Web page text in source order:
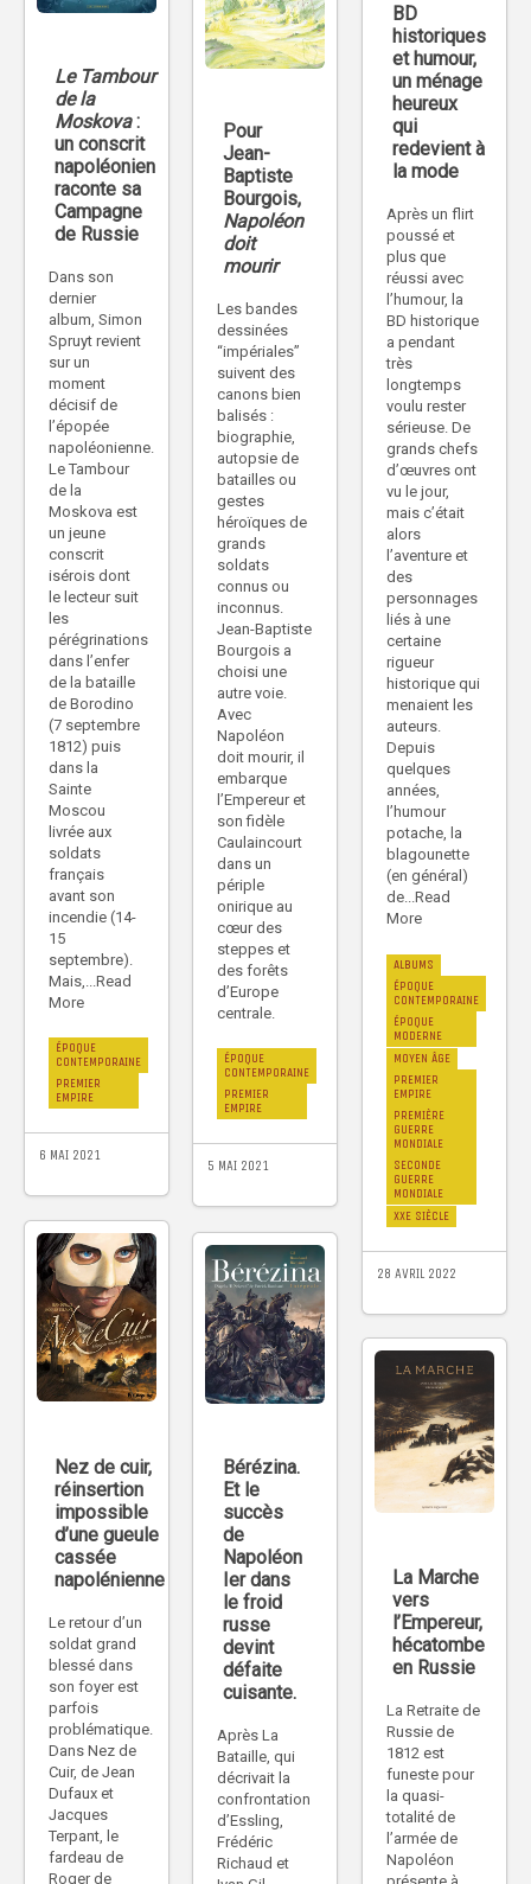
BD
historiques
et humour,
un ménage
heureux
qui
redevient à
la mode
Après un flirt
poussé et
plus que
réussi avec
l’humour, la
BD historique
a pendant
très
longtemps
voulu rester
sérieuse. De
grands chefs
d’œuvres ont
vu le jour,
mais c’était
alors
l’aventure et
des
personnages
liés à une
certaine
rigueur
historique qui
menaient les
auteurs.
Depuis
quelques
années,
l’humour
potache, la
blagounette
(en général)
de...Read
More
ALBUMS
ÉPOQUE
CONTEMPORAINE
ÉPOQUE
MODERNE
MOYEN ÂGE
PREMIER
EMPIRE
PREMIÈRE
GUERRE
MONDIALE
SECONDE
GUERRE
MONDIALE
XXE SIÈCLE
28 AVRIL 2022
Le Tambour
de la
Moskova:
un conscrit
napoléonien
raconte sa
Campagne
de Russie
Dans son
dernier
album, Simon
Spruyt revient
sur un
moment
décisif de
l’épopée
napoléonienne.
Le Tambour
de la
Moskova est
un jeune
conscrit
isérois dont
le lecteur suit
les
pérégrinations
dans l’enfer
de la bataille
de Borodino
(7 septembre
1812) puis
dans la
Sainte
Moscou
livrée aux
soldats
français
avant son
incendie (14-
15
septembre).
Mais,...Read
More
ÉPOQUE
CONTEMPORAINE
PREMIER
EMPIRE
6 MAI 2021
Pour
Jean-
Baptiste
Bourgois,
Napoléon
doit
mourir
Les bandes
dessinées
“impériales”
suivent des
canons bien
balisés :
biographie,
autopsie de
batailles ou
gestes
héroïques de
grands
soldats
connus ou
inconnus.
Jean-Baptiste
Bourgois a
choisi une
autre voie.
Avec
Napoléon
doit mourir, il
embarque
l’Empereur et
son fidèle
Caulaincourt
dans un
périple
onirique au
cœur des
steppes et
des forêts
d’Europe
centrale.
ÉPOQUE
CONTEMPORAINE
PREMIER
EMPIRE
5 MAI 2021
Nez de cuir,
réinsertion
impossible
d’une gueule
cassée
napolénienne
Le retour d’un
soldat grand
blessé dans
son foyer est
parfois
problématique.
Dans Nez de
Cuir, de Jean
Dufaux et
Jacques
Terpant, le
fardeau de
Roger de
Bérézina.
Et le
succès
de
Napoléon
Ier dans
le froid
russe
devint
défaite
cuisante.
Après La
Bataille, qui
décrivait la
confrontation
d’Essling,
Frédéric
Richaud et
La Marche
vers
l’Empereur,
hécatombe
en Russie
La Retraite de
Russie de
1812 est
funeste pour
la quasi-
totalité de
l’armée de
Napoléon